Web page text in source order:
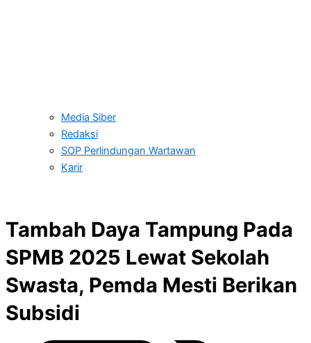
Media Siber
Redaksi
SOP Perlindungan Wartawan
Karir
Tambah Daya Tampung Pada
SPMB 2025 Lewat Sekolah
Swasta, Pemda Mesti Berikan
Subsidi